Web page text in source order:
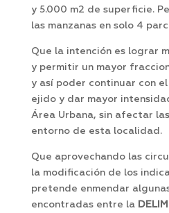
y 5.000 m2 de superficie.
las manzanas en solo 4
Que la intención es lograr
y permitir un mayor
y así poder continuar con
ejido y dar mayor
Área Urbana, sin afectar
entorno de esta localidad.
Que aprovechando las
la modificación de los
pretende enmendar
encontradas entre la